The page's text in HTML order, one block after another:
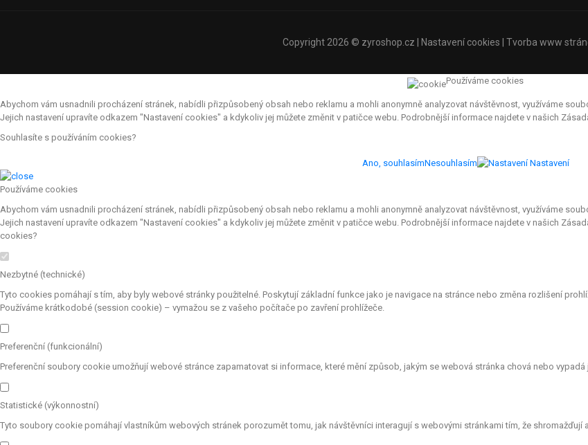
Copyright 2026 © zyroshop.cz Nastavení cookies | Tvorba www
Používáme cookies
Abychom vám usnadnili procházení stránek, nabídli přizpůsobený obsah nebo reklamu a mohli anonymně analyzovat návštěvnost, využíváme
Jejich nastavení upravíte odkazem "Nastavení cookies" a kdykoliv jej můžete změnit v patičce webu. Podrobnější informace najdete v našich
Souhlasíte s používáním cookies?
Ano, souhlasímNesouhlasím Nastavení
Používáme cookies
Abychom vám usnadnili procházení stránek, nabídli přizpůsobený obsah nebo reklamu a mohli anonymně analyzovat návštěvnost, využíváme
Jejich nastavení upravíte odkazem "Nastavení cookies" a kdykoliv jej můžete změnit v patičce webu. Podrobnější informace najdete v našich
cookies?
Nezbytné (technické)
Tyto cookies pomáhají s tím, aby byly webové stránky použitelné. Poskytují základní funkce jako je navigace na stránce nebo změna rozlišení
Používáme krátkodobé (session cookie) – vymažou se z vašeho počítače po zavření prohlížeče.
Preferenční (funkcionální)
Preferenční soubory cookie umožňují webové stránce zapamatovat si informace, které mění způsob, jakým se webová stránka chová nebo
Statistické (výkonnostní)
Tyto soubory cookie pomáhají vlastníkům webových stránek porozumět tomu, jak návštěvníci interagují s webovými stránkami tím, že shromažďují